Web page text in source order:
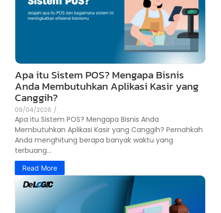
Apa itu Sistem POS? Mengapa Bisnis
Anda Membutuhkan Aplikasi Kasir yang
Canggih?
09/04/2026 /
Apa itu Sistem POS? Mengapa Bisnis Anda
Membutuhkan Aplikasi Kasir yang Canggih? Pernahkah
Anda menghitung berapa banyak waktu yang
terbuang...
Read More